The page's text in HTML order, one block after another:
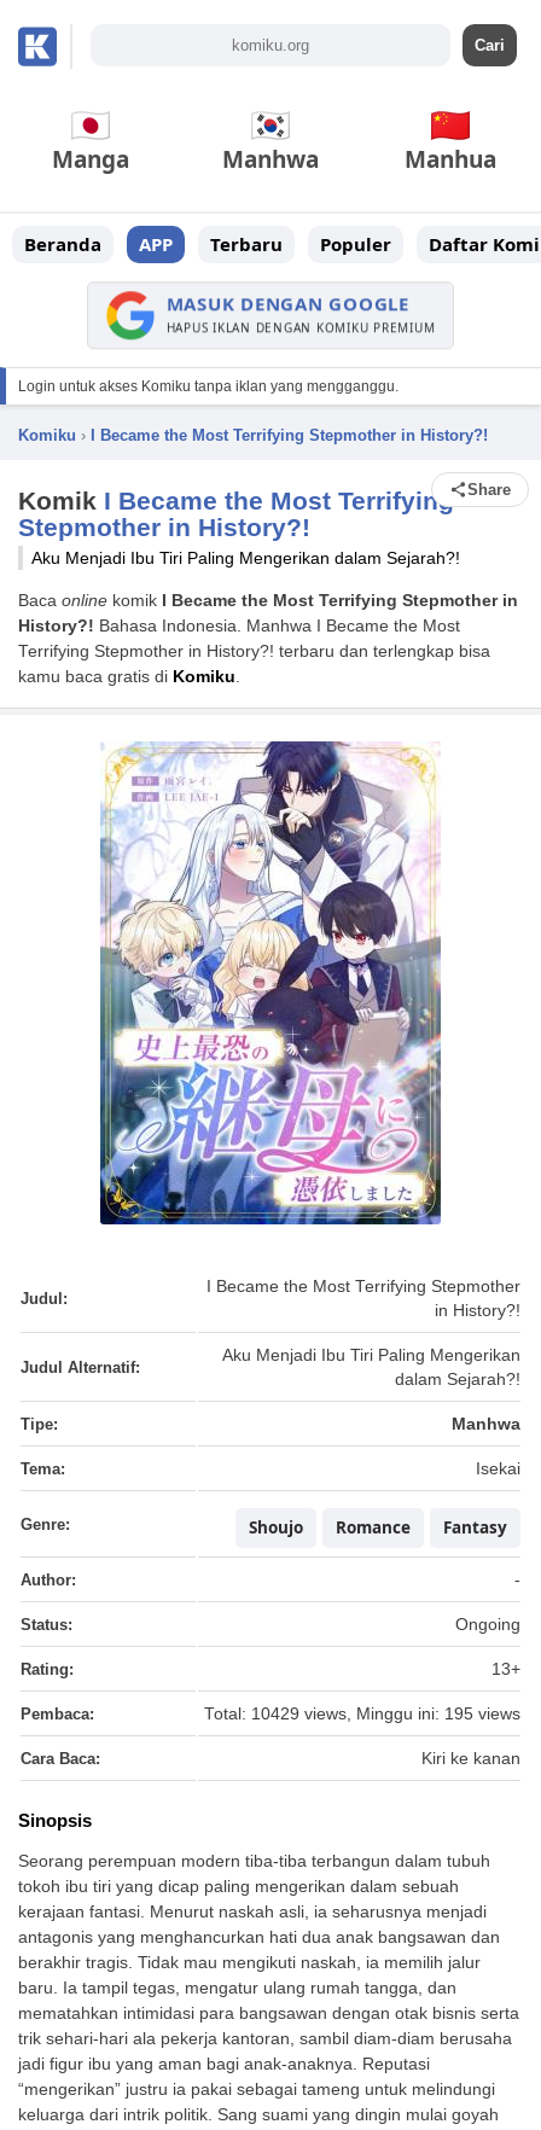
Manga Manhwa Manhua
Beranda APP Terbaru Populer Daftar
MASUK DENGAN GOOGLE
HAPUS IKLAN DENGAN KOMIKU PREMIUM
Login untuk akses Komiku tanpa iklan yang mengganggu.
Komiku › I Became the Most Terrifying Stepmother in History?!
Komik I Became the Most Terrifying
Stepmother in History?!
Share
Aku Menjadi Ibu Tiri Paling Mengerikan dalam Sejarah?!
Baca online komik I Became the Most Terrifying Stepmother in
History?! Bahasa Indonesia. Manhwa I Became the Most
Terrifying Stepmother in History?! terbaru dan terlengkap bisa
kamu baca gratis di Komiku
Judul:
I Became the Most Terrifying Stepmother
in History?!
Judul Alternatif:
Aku Menjadi Ibu Tiri Paling Mengerikan
dalam Sejarah?!
Tipe: Manhwa
Tema: Isekai
Genre: Fantasy
Romance
Shoujo
Author: -
Status: Ongoing
Rating: 13+
Pembaca: Total: 10429 views, Minggu ini: 195 views
Cara Baca: Kiri ke kanan
Sinopsis
Seorang perempuan modern tiba-tiba terbangun dalam tubuh
tokoh ibu tiri yang dicap paling mengerikan dalam sebuah
kerajaan fantasi. Menurut naskah asli, ia seharusnya menjadi
antagonis yang menghancurkan hati dua anak bangsawan dan
berakhir tragis. Tidak mau mengikuti naskah, ia memilih jalur
baru. Ia tampil tegas, mengatur ulang rumah tangga, dan
mematahkan intimidasi para bangsawan dengan otak bisnis serta
trik sehari-hari ala pekerja kantoran, sambil diam-diam berusaha
jadi figur ibu yang aman bagi anak-anaknya. Reputasi
“mengerikan” justru ia pakai sebagai tameng untuk melindungi
keluarga dari intrik politik. Sang suami yang dingin mulai goyah